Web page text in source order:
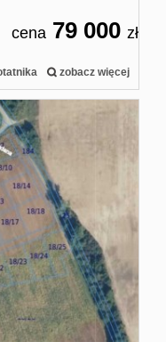
cena 79 000 zł
zobacz więcej